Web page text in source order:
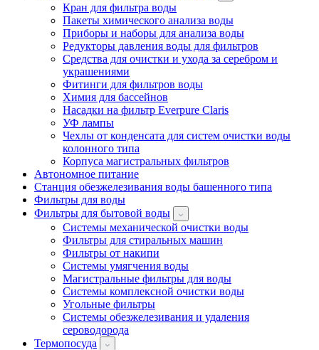
Кран для фильтра воды
Пакеты химического анализа воды
Приборы и наборы для анализа воды
Редукторы давления воды для фильтров
Средства для очистки и ухода за серебром и
украшениями
Фитинги для фильтров воды
Химия для бассейнов
Насадки на фильтр Everpure Claris
УФ лампы
Чехлы от конденсата для систем очистки воды
колонного типа
Корпуса магистральных фильтров
Автономное питание
Станция обезжелезивания воды башенного типа
Фильтры для воды
Фильтры для бытовой воды
Системы механической очистки воды
Фильтры для стиральных машин
Фильтры от накипи
Системы умягчения воды
Магистральные фильтры для воды
Системы комплексной очистки воды
Угольные фильтры
Системы обезжелезивания и удаления
сероводорода
Термопосуда